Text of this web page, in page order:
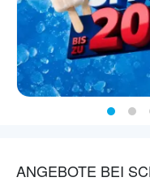
ANGEBOTE BEI